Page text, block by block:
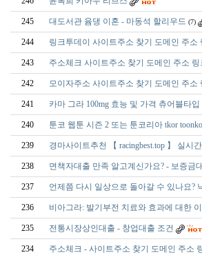
245 대도서관 윰댕 이혼 - 마동석 할리우드 (7)
244 링크투데이 사이트주소 찾기 도메인 주소
243 주소체크 사이트주소 찾기 도메인 주소
242 모이자주소 사이트주소 찾기 도메인 주소
241 카마 그라 100mg 효능 및 가격 츄어블타
240 툰코 웹툰 시즌 2 또는 툰코리아 tkor
239 경마사이트추천 【 racingbest.top 】 실시
238 면책자대출 만족 알고계신가요? - 보증금
237 언제쯤 다시 일상으로 돌아갈 수 있나요?
236 비아그라: 발기부전 치료와 효과에 대한
235 전통시장상인대출 - 창업대출 조건
234 주소체크 - 사이트주소 찾기 도메인 주소